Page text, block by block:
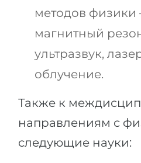
методов
магнитный
ультразвук,
облучение.
Также к
направлениям с
следующие науки: